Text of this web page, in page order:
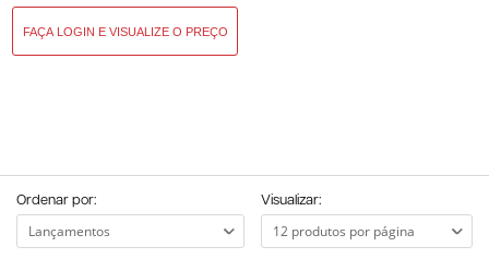
Ordenar por: Visualizar: